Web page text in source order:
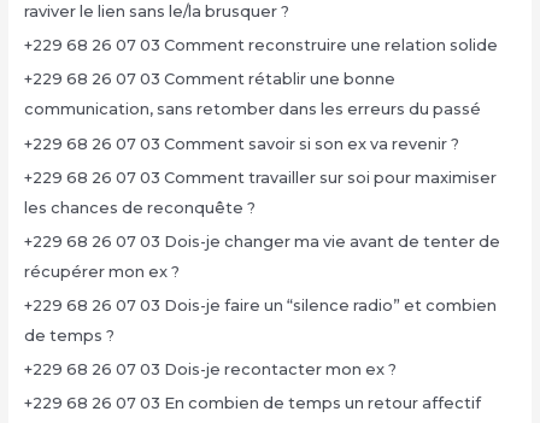
raviver le lien sans le/la brusquer ?
+229 68 26 07 03 Comment reconstruire une relation solide
+229 68 26 07 03 Comment rétablir une bonne
communication, sans retomber dans les erreurs du passé
+229 68 26 07 03 Comment savoir si son ex va revenir ?
+229 68 26 07 03 Comment travailler sur soi pour maximiser
les chances de reconquête ?
+229 68 26 07 03 Dois-je changer ma vie avant de tenter de
récupérer mon ex ?
+229 68 26 07 03 Dois-je faire un “silence radio” et combien
de temps ?
+229 68 26 07 03 Dois-je recontacter mon ex ?
+229 68 26 07 03 En combien de temps un retour affectif